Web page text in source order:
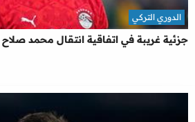
جزئية غريبة في اتفاقية انتقال محمد
الدوري التركي